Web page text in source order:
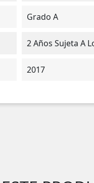
Grado A
2 Años Sujeta A
2017